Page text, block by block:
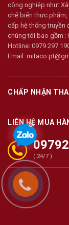
công nghiệp như:
chế biến thưc
cấp hệ thống truyền
chúng tôi bao gồm :
Hotline: 0979 297
Email:
CHẤP NHẬN
LIÊN HỆ MUA
( 24/7 )